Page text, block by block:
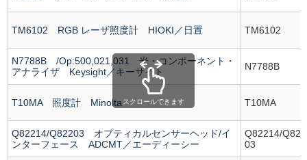
TM6102 RGB レーザ照度計 HIOKI／日置 TM6102
N7788B /Op:500,021,031 光・コンポーネント・
アナライザ Keysight／キーサイト
N7788B
T10MA 照度計 Minolta T10MA
Q82214/Q82203 オプティカルセンサーヘッド/イ
ンターフェース ADCMT／エーディーシー
Q82214/Q822
03
スクロールできます